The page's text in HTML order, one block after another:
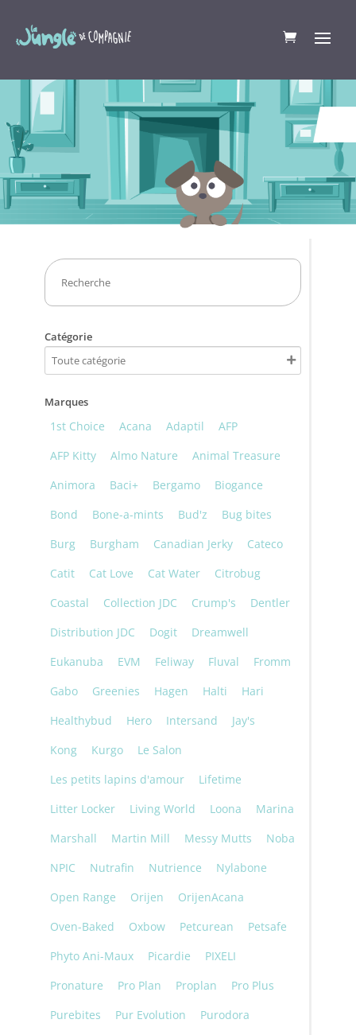
Catégorie
Marques
1st Choice Acana Adaptil
AFP
AFP Kitty
Almo Nature
Animal Treasure
Animora
Baci+ Bergamo
Biogance
Bond
Bone-a-mints Bud'z
Bug bites
Burg
Burgham Canadian Jerky
Cateco
Catit
Cat Love Cat Water
Citrobug
Coastal
Collection JDC Crump's
Dentler
Distribution JDC
Dogit
Dreamwell
Eukanuba
EVM Feliway Fluval
Fromm
Gabo
Greenies Hagen Halti
Hari
Healthybud
Hero Intersand
Jay's
Kong
Kurgo
Le Salon
Les petits lapins d'amour
Lifetime
Litter Locker
Living World Loona
Marina
Marshall
Martin Mill Messy Mutts
Noba
NPIC
Nutrafin Nutrience
Nylabone
Open Range
Orijen
OrijenAcana
Oven-Baked
Oxbow Petcurean
Petsafe
Phyto Ani-Maux
Picardie
PIXELI
Pronature
Pro Plan Proplan
Pro Plus
Purebites
Pur Evolution
Purodora